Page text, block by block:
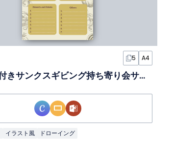
5 A4
イラスト付きサンクスギビング持ち寄り会サインアップシートスライド
イラスト風 ドローイング